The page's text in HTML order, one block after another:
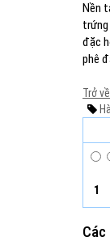
Nền
đặc
phê
Trở
1